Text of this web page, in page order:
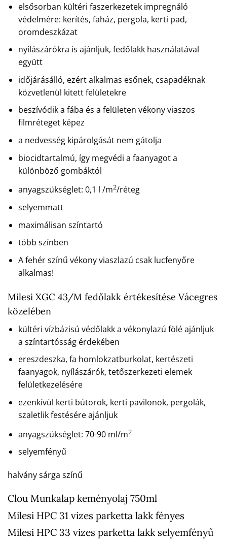
elsősorban kültéri faszerkezetek impregnáló
védelmére: kerítés, faház, pergola, kerti pad,
oromdeszkázat
nyílászárókra is ajánljuk, fedőlakk használatával
együtt
időjárásálló, ezért alkalmas esőnek, csapadéknak
közvetlenül kitett felületekre
beszívódik a fába és a felületen vékony viaszos
filmréteget képez
a nedvesség kipárolgását nem gátolja
biocidtartalmú, így megvédi a faanyagot a
különböző gombáktól
anyagszükséglet: 0,1 l /m2/réteg
selyemmatt
maximálisan színtartó
több színben
A fehér színű vékony viaszlazú csak lucfenyőre
alkalmas!
Milesi XGC 43/M fedőlakk értékesítése Vácegres
közelében
kültéri vízbázisú védőlakk a vékonylazú fölé ajánljuk
a színtartósság érdekében
ereszdeszka, fa homlokzatburkolat, kertészeti
faanyagok, nyílászárók, tetőszerkezeti elemek
felületkezelésére
ezenkívül kerti bútorok, kerti pavilonok, pergolák,
szaletlik festésére ajánljuk
anyagszükséglet: 70-90 ml/m2
selyemfényű
halvány sárga színű
Clou Munkalap keményolaj 750ml
Milesi HPC 31 vizes parketta lakk fényes
Milesi HPC 33 vizes parketta lakk selyemfényű